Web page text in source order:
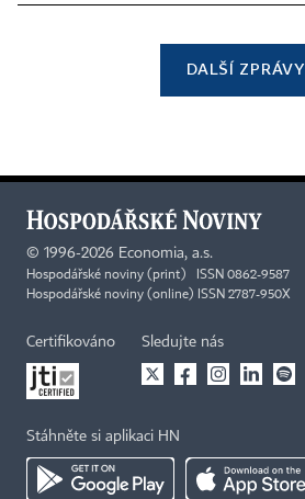
DALŠÍ ZPRÁVY
© 1996-2026 Economia, a.s.
Hospodářské noviny (print) ISSN 0862-9587
Hospodářské noviny (online) ISSN 2787-950X
Certifikováno Sledujte nás
Stáhněte si aplikaci HN